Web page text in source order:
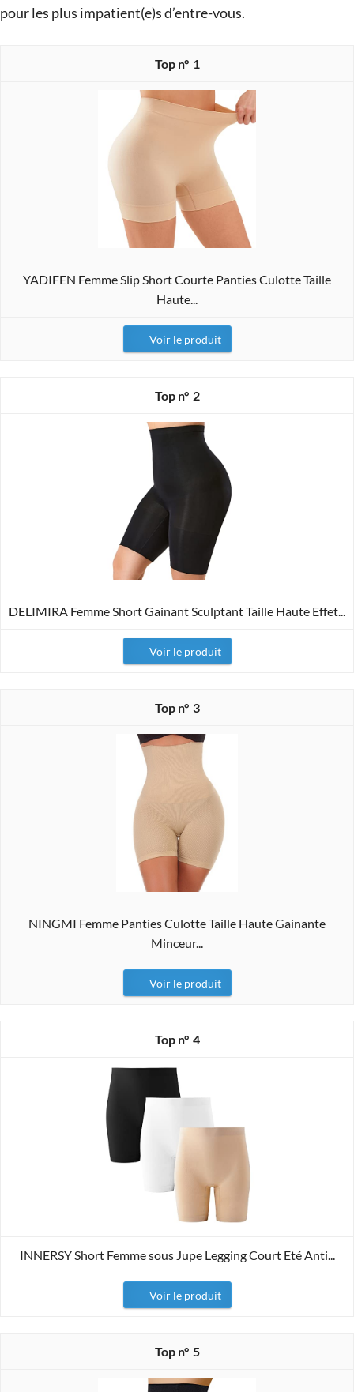
pour les plus impatient(e)s d’entre-vous.
1
YADIFEN Femme Slip Short Courte Panties Culotte Taille
Haute...
Voir le produit
2
DELIMIRA Femme Short Gainant Sculptant Taille Haute Effet...
Voir le produit
3
NINGMI Femme Panties Culotte Taille Haute Gainante
Minceur...
Voir le produit
4
INNERSY Short Femme sous Jupe Legging Court Eté Anti...
Voir le produit
5